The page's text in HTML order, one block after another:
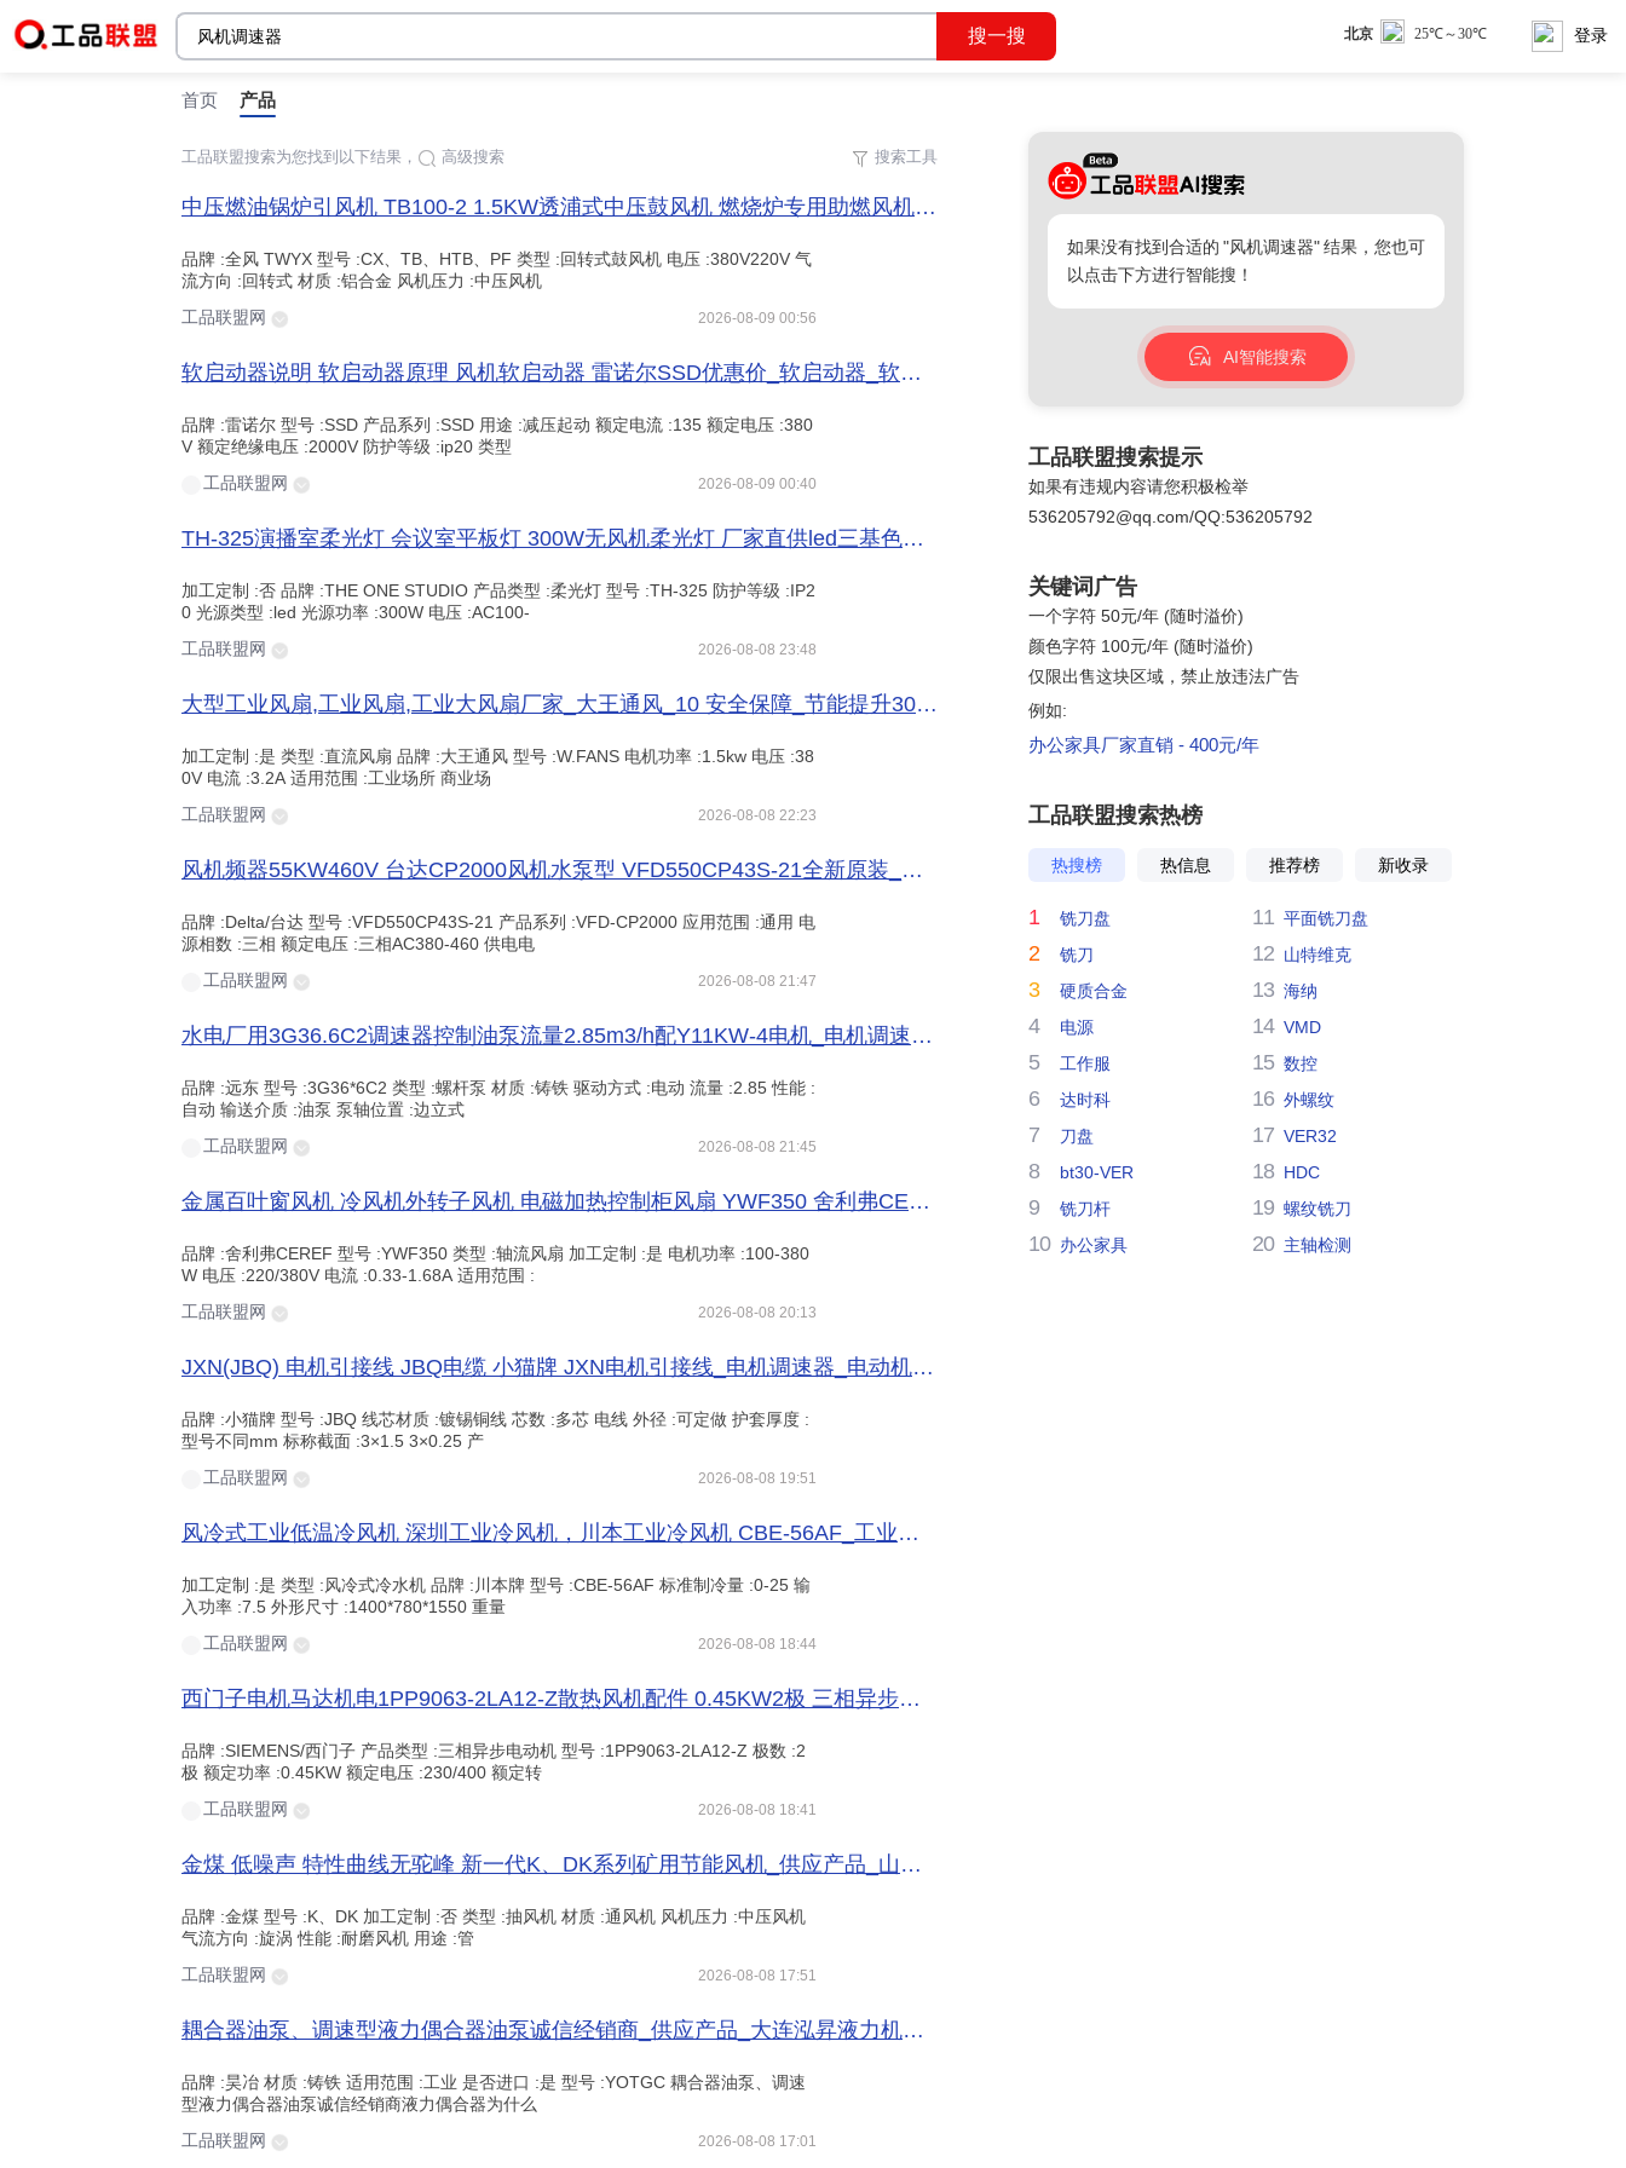
登录
首页 产品
工品联盟搜索为您找到以下结果， 高级搜索 搜索工具
时间: 站点内检索 确定 收起工具
中压燃油锅炉引风机 TB100-2 1.5KW透浦式中压鼓风机 燃烧炉专用助燃风机_供应产品_北京全风机电设备有限公司
品牌 :全风 TWYX 型号 :CX、TB、HTB、PF 类型 :回转式鼓风机 电压 :380V220V 气
流方向 :回转式 材质 :铝合金 风机压力 :中压风机
工品联盟网
2026-08-09 00:56
软启动器说明 软启动器原理 风机软启动器 雷诺尔SSD优惠价_软启动器_软启动器_工业自动化_供应_工品联盟网
品牌 :雷诺尔 型号 :SSD 产品系列 :SSD 用途 :减压起动 额定电流 :135 额定电压 :380
V 额定绝缘电压 :2000V 防护等级 :ip20 类型
工品联盟网
2026-08-09 00:40
TH-325演播室柔光灯 会议室平板灯 300W无风机柔光灯 厂家直供led三基色面光灯 影视灯摄影灯_供应产品_广州风尚光电设备有限公司
加工定制 :否 品牌 :THE ONE STUDIO 产品类型 :柔光灯 型号 :TH-325 防护等级 :IP2
0 光源类型 :led 光源功率 :300W 电压 :AC100-
工品联盟网
2026-08-08 23:48
大型工业风扇,工业风扇,工业大风扇厂家_大王通风_10 安全保障_节能提升30% _供应产品_江苏大王通风机械有限公司
加工定制 :是 类型 :直流风扇 品牌 :大王通风 型号 :W.FANS 电机功率 :1.5kw 电压 :38
0V 电流 :3.2A 适用范围 :工业场所 商业场
工品联盟网
2026-08-08 22:23
风机频器55KW460V 台达CP2000风机水泵型 VFD550CP43S-21全新原装_频敏变阻器_软启动器_工业自动化_供应_工品联盟网
品牌 :Delta/台达 型号 :VFD550CP43S-21 产品系列 :VFD-CP2000 应用范围 :通用 电
源相数 :三相 额定电压 :三相AC380-460 供电电
工品联盟网
2026-08-08 21:47
水电厂用3G36.6C2调速器控制油泵流量2.85m3/h配Y11KW-4电机_电机调速器_电动机_电工电气_供应_工品联盟网
品牌 :远东 型号 :3G36*6C2 类型 :螺杆泵 材质 :铸铁 驱动方式 :电动 流量 :2.85 性能 :
自动 输送介质 :油泵 泵轴位置 :边立式
工品联盟网
2026-08-08 21:45
金属百叶窗风机 冷风机外转子风机 电磁加热控制柜风扇 YWF350 舍利弗CEREF_供应产品_舍利弗电气（上海）有限公司
品牌 :舍利弗CEREF 型号 :YWF350 类型 :轴流风扇 加工定制 :是 电机功率 :100-380
W 电压 :220/380V 电流 :0.33-1.68A 适用范围 :
工品联盟网
2026-08-08 20:13
JXN(JBQ) 电机引接线 JBQ电缆 小猫牌 JXN电机引接线_电机调速器_电动机_电工电气_供应_工品联盟网
品牌 :小猫牌 型号 :JBQ 线芯材质 :镀锡铜线 芯数 :多芯 电线 外径 :可定做 护套厚度 :
型号不同mm 标称截面 :3×1.5 3×0.25 产
工品联盟网
2026-08-08 19:51
风冷式工业低温冷风机 深圳工业冷风机，川本工业冷风机 CBE-56AF_工业交换机_工业交换机_工业自动化_供应_工品联盟网
加工定制 :是 类型 :风冷式冷水机 品牌 :川本牌 型号 :CBE-56AF 标准制冷量 :0-25 输
入功率 :7.5 外形尺寸 :1400*780*1550 重量
工品联盟网
2026-08-08 18:44
西门子电机马达机电1PP9063-2LA12-Z散热风机配件 0.45KW2极 三相异步交流电机_低压交流电机_电动机_电工电气_供应_工品联盟网
品牌 :SIEMENS/西门子 产品类型 :三相异步电动机 型号 :1PP9063-2LA12-Z 极数 :2
极 额定功率 :0.45KW 额定电压 :230/400 额定转
工品联盟网
2026-08-08 18:41
金煤 低噪声 特性曲线无驼峰 新一代K、DK系列矿用节能风机_供应产品_山东金煤矿山机械设备有限公司
品牌 :金煤 型号 :K、DK 加工定制 :否 类型 :抽风机 材质 :通风机 风机压力 :中压风机
气流方向 :旋涡 性能 :耐磨风机 用途 :管
工品联盟网
2026-08-08 17:51
耦合器油泵、调速型液力偶合器油泵诚信经销商_供应产品_大连泓昇液力机械有限公司
品牌 :昊冶 材质 :铸铁 适用范围 :工业 是否进口 :是 型号 :YOTGC 耦合器油泵、调速
型液力偶合器油泵诚信经销商液力偶合器为什么
工品联盟网
2026-08-08 17:01
如果没有找到合适的 "风机调速器"结果，您也可
以点击下方进行智能搜！
AI智能搜索
工品联盟搜索提示
如果有违规内容请您积极检举
536205792@qq.com/QQ:536205792
关键词广告
一个字符 50元/年 (随时溢价)
颜色字符 100元/年 (随时溢价)
仅限出售这块区域，禁止放违法广告
例如:
办公家具厂家直销 - 400元/年
工品联盟搜索热榜
热搜榜 热信息 推荐榜 新收录
1 铣刀盘
2 铣刀
3 硬质合金
4 电源
5 工作服
6 达时科
7 刀盘
8 bt30-VER
9 铣刀杆
10 办公家具
11 平面铣刀盘
12 山特维克
13 海纳
14 VMD
15 数控
16 外螺纹
17 VER32
18 HDC
19 螺纹铣刀
20 主轴检测